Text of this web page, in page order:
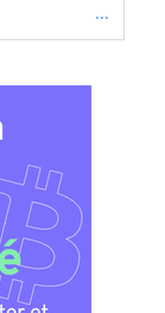
...